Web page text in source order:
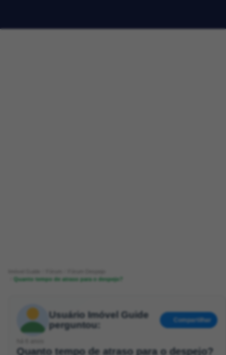
Quanto tempo de atraso para o despejo?
Usuário Imóvel Guide
perguntou:
Compartilhar
Quanto tempo de atraso para o despejo?